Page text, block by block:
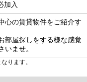
加入
心の賃貸物件をご紹介す
部屋探しをする様な感覚
いませ。
ります。